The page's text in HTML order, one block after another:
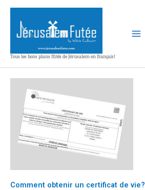
Aller
contenu
Tous les bons plans fûtés de Jérusalem en français!
Comment obtenir un certificat de vie?